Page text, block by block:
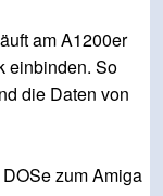
am A1200er
einbinden. So
die Daten von
zum Amiga